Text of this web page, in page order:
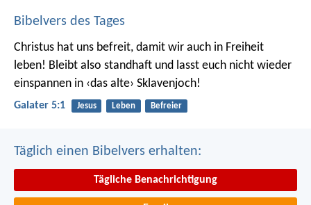
Bibelvers des Tages
Christus hat uns befreit, damit wir auch in Freiheit
leben! Bleibt also standhaft und lasst euch nicht wieder
einspannen in ‹das alte› Sklavenjoch!
Galater 5:1 Jesus Leben Befreier
Täglich einen Bibelvers erhalten:
Tägliche Benachrichtigung